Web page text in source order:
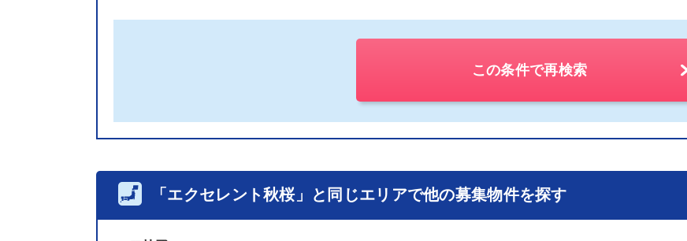
この条件で再検索
「エクセレント秋桜」と同じエリアで他の募集物件を探す